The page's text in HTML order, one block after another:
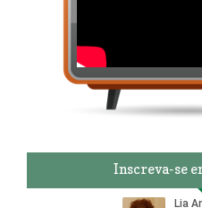
Inscreva-se